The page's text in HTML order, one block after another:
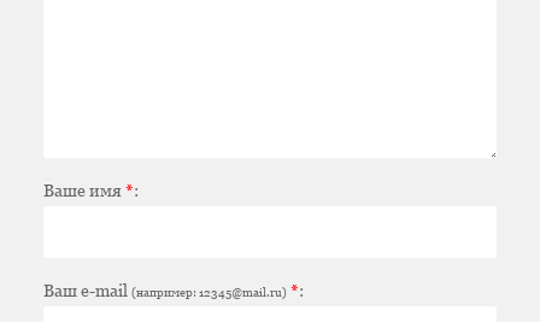
Ваше имя*:
Ваш e-mail (например: 12345@mail.ru) *: